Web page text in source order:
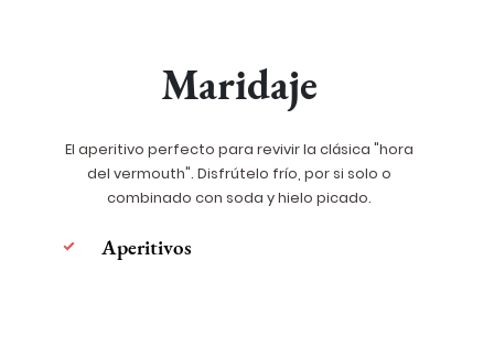
Maridaje
El aperitivo perfecto para revivir la clásica "hora
del vermouth". Disfrútelo frío, por si solo o
combinado con soda y hielo picado.
Aperitivos